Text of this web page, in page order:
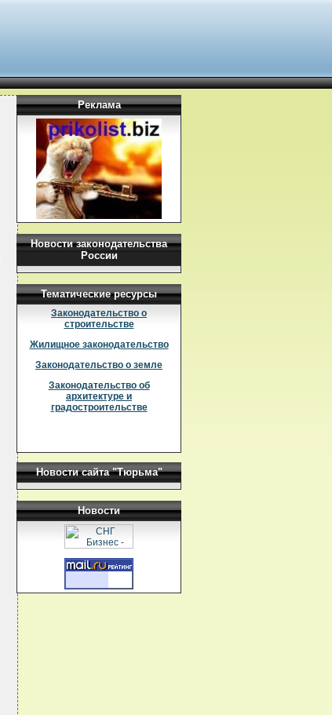
Реклама
Новости законодательства
России
Тематические ресурсы
Законодательство о
строительстве
Жилищное законодательство
Законодательство о земле
Законодательство об
архитектуре и
градостроительстве
Новости сайта "Тюрьма"
Новости